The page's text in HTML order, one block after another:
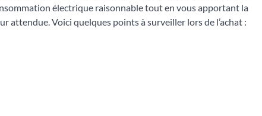
électrique raisonnable tout en vous apportant la
attendue. Voici quelques points à surveiller lors de l’achat :